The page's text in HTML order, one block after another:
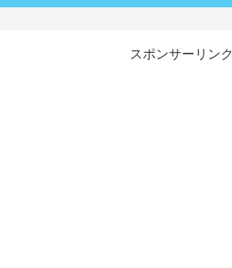
スポンサーリンク